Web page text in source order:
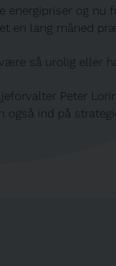
energipriser og
en lang måned
så urolig eller
Peter
også ind på